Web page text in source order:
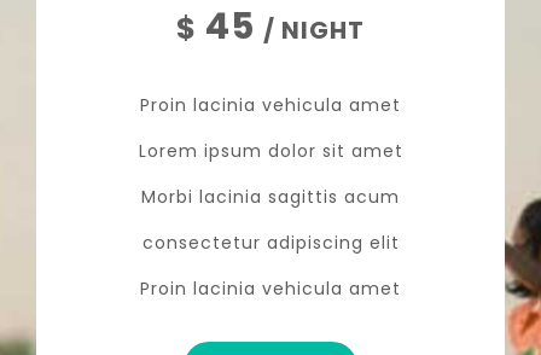
$ 45 / NIGHT
Proin lacinia vehicula amet
Lorem ipsum dolor sit amet
Morbi lacinia sagittis acum
consectetur adipiscing elit
Proin lacinia vehicula amet